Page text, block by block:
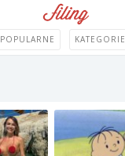
POPULARNE KATEGORIE